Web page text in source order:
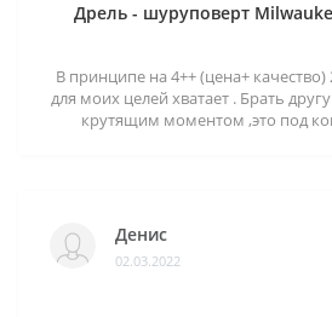
Дрель - шуруповерт
В принципе на 4++ (цена+
для моих целей хватает . Брать
крутящим моментом ,это под
Денис
02.03.2022